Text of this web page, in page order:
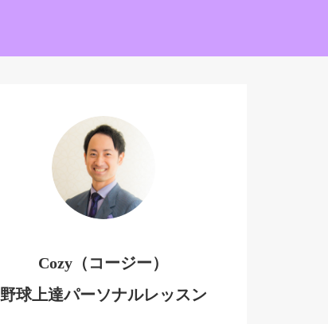
Cozy（コージー）
野球上達パーソナルレッスン